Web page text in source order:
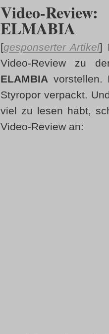
Video-
ELMABIA
[gesponserter Artikel]
Video-Review zu
ELAMBIA vorstellen.
Styropor verpackt.
viel zu lesen habt,
Video-Review an: